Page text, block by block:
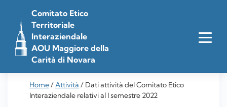
contenuto
Comitato Etico
Territoriale
Interaziendale
AOU Maggiore della
Carità di Novara
Home/Attività / Dati attività del Comitato Etico
Interaziendale relativi al I semestre 2022